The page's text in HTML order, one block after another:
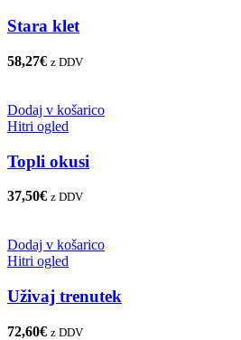
Stara klet
58,27€ z DDV
Dodaj v košarico
Hitri ogled
Topli okusi
37,50€ z DDV
Dodaj v košarico
Hitri ogled
Uživaj trenutek
72,60€ z DDV